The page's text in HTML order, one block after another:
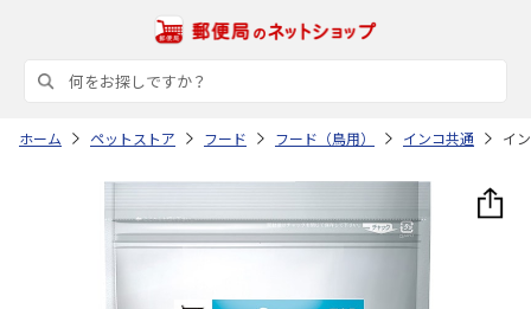
ホーム ペットストア フード フード（鳥用） インコ共通 イ